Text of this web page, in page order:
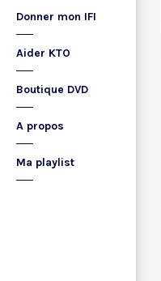
Donner mon IFI
Aider KTO
Boutique DVD
A propos
Ma playlist